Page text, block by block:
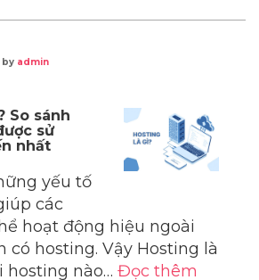
by admin
So sánh
sử
nhất
yếu tố
các
hoạt động hiệu ngoài
có hosting. Vậy Hosting là
hosting nào… Đọc thêm